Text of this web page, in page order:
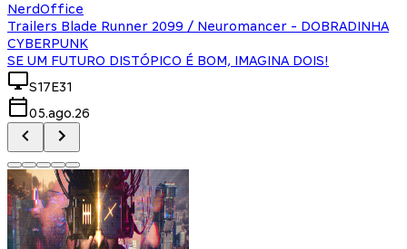
NerdOffice
Trailers Blade Runner 2099 / Neuromancer - DOBRADINHA
CYBERPUNK
SE UM FUTURO DISTÓPICO É BOM, IMAGINA DOIS!
S17E31
05.ago.26